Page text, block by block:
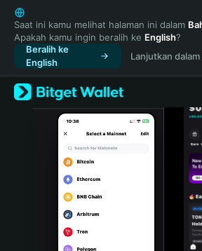
English
日本語
Tiếng Việt
Русский
Español (Latinoamérica)
Türkçe
Italiano
Português (Portugal)
Bahasa Indonesia
Saat ini kamu melihat halaman ini dalam
Apakah kamu ingin beralih ke English?
Beralih ke
English
Lanjutkan